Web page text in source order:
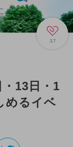
37
・13日・1
めるイベ